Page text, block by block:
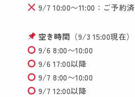
9/7 10:00〜11:00：ご予約済
空き時間 （9/3 15:00現在）
9/6 8:00〜10:00
9/6 17:00以降
9/7 8:00〜10:00
9/7 12:00以降